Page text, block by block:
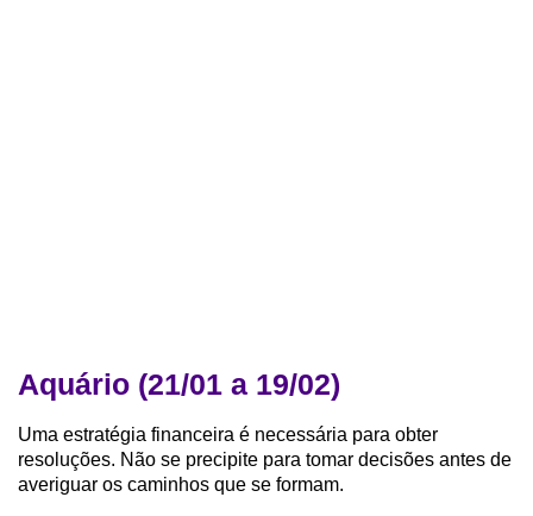
Aquário (21/01 a 19/02)
Uma estratégia financeira é necessária para obter
resoluções. Não se precipite para tomar decisões antes de
averiguar os caminhos que se formam.